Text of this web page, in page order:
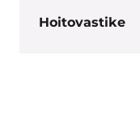
Hoitovastike